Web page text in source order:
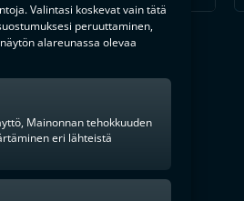
Valintasi koskevat vain tätä
peruuttaminen,
alareunassa olevaa
Mainonnan tehokkuuden
eri lähteistä